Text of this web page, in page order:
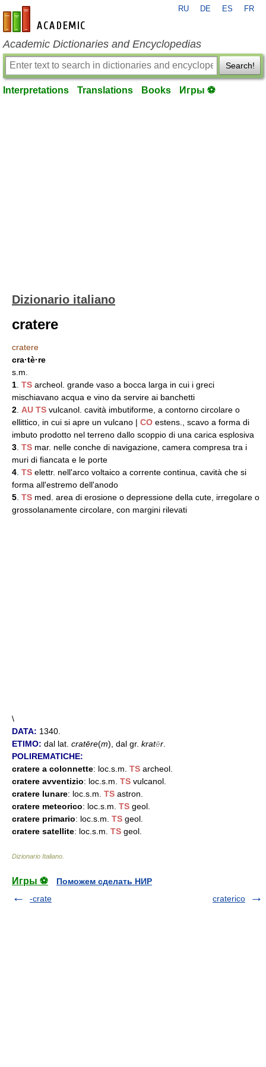
en-academic.com
RU DE ES FR
Academic Dictionaries and Encyclopedias
Search!
Interpretations Translations Books Игры ⚽
Dizionario italiano
cratere
cratere
cra·tè·re
s.m.
1 TS archeol. grande vaso a bocca larga in cui i greci
mischiavano acqua e vino da servire ai banchetti
2 AU TS vulcanol. cavità imbutiforme, a contorno circolare o
ellittico, in cui si apre un vulcano | CO estens., scavo a forma di
imbuto prodotto nel terreno dallo scoppio di una carica esplosiva
3 TS mar. nelle conche di navigazione, camera compresa tra i
muri di fiancata e le porte
4 TS elettr. nell'arco voltaico a corrente continua, cavità che si
forma all'estremo dell'anodo
5 TS med. area di erosione o depressione della cute, irregolare o
grossolanamente circolare, con margini rilevati
\
DATA: 1340.
ETIMO: dal lat. cratēre(m), dal gr. kratēr
POLIREMATICHE:
cratere a colonnette: loc.s.m. TS archeol.
cratere avventizio: loc.s.m. TS vulcanol.
cratere lunare: loc.s.m. TS astron.
cratere meteorico: loc.s.m. TS geol.
cratere primario: loc.s.m. TS geol.
cratere satellite: loc.s.m. TS geol.
Dizionario Italiano
Игры ⚽
Поможем сделать НИР
-crate
craterico